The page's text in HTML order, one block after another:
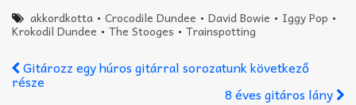
akkordkotta •Crocodile Dundee •David Bowie • Iggy Pop •
Krokodil Dundee • The Stooges • Trainspotting
Gitározz egy húros gitárral sorozatunk következő
része
8 éves gitáros lány